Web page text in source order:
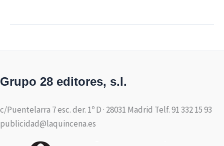
Grupo 28 editores, s.l.
c/Puentelarra 7 esc. der. 1º D · 28031 Madrid Telf. 91 332 15 93
publicidad@laquincena.es